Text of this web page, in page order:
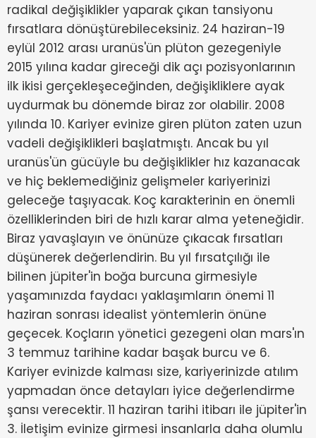
radikal değişiklikler yaparak çıkan tansiyonu
fırsatlara dönüştürebileceksiniz. 24 haziran-19
eylül 2012 arası uranüs'ün plüton gezegeniyle
2015 yılına kadar gireceği dik açı pozisyonlarının
ilk ikisi gerçekleşeceğinden, değişikliklere ayak
uydurmak bu dönemde biraz zor olabilir. 2008
yılında 10. Kariyer evinize giren plüton zaten uzun
vadeli değişiklikleri başlatmıştı. Ancak bu yıl
uranüs'ün gücüyle bu değişiklikler hız kazanacak
ve hiç beklemediğiniz gelişmeler kariyerinizi
geleceğe taşıyacak. Koç karakterinin en önemli
özelliklerinden biri de hızlı karar alma yeteneğidir.
Biraz yavaşlayın ve önünüze çıkacak fırsatları
düşünerek değerlendirin. Bu yıl fırsatçılığı ile
bilinen jüpiter'in boğa burcuna girmesiyle
yaşamınızda faydacı yaklaşımların önemi 11
haziran sonrası idealist yöntemlerin önüne
geçecek. Koçların yönetici gezegeni olan mars'ın
3 temmuz tarihine kadar başak burcu ve 6.
Kariyer evinizde kalması size, kariyerinizde atılım
yapmadan önce detayları iyice değerlendirme
şansı verecektir. 11 haziran tarihi itibarı ile jüpiter'in
3. İletişim evinize girmesi insanlarla daha olumlu